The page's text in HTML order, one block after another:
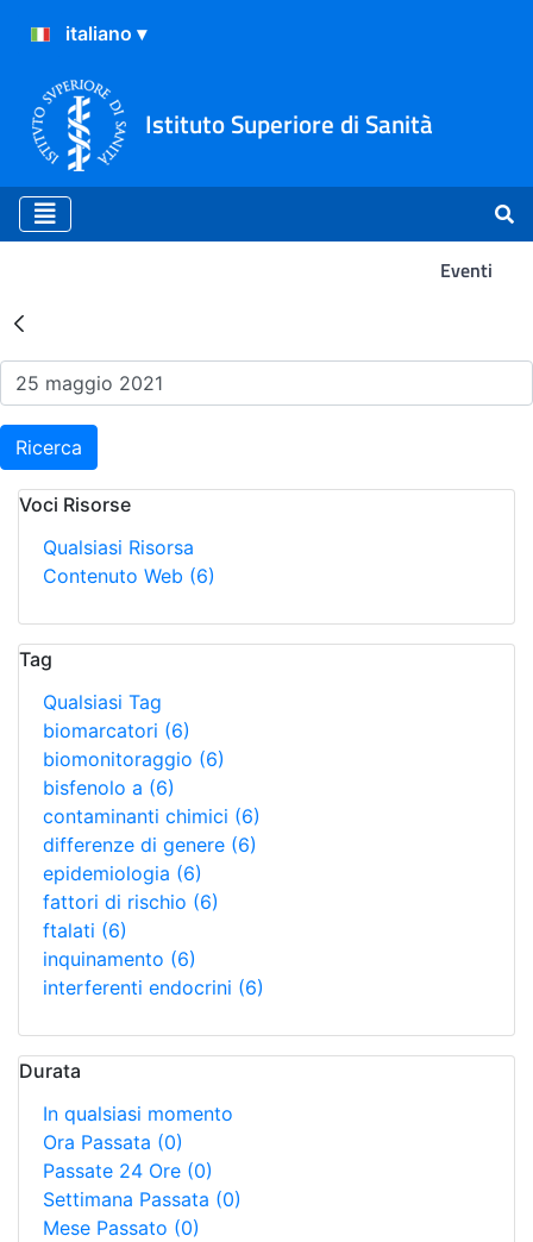
Istituto Superiore di Sanità
Eventi
Risultati della Ricerca -
Ricerca
Voci Risorse
Qualsiasi Risorsa
Contenuto Web (6)
Tag
Qualsiasi Tag
biomarcatori (6)
biomonitoraggio (6)
bisfenolo a (6)
contaminanti chimici (6)
differenze di genere (6)
epidemiologia (6)
fattori di rischio (6)
ftalati (6)
inquinamento (6)
interferenti endocrini (6)
Durata
In qualsiasi momento
Ora Passata (0)
Passate 24 Ore (0)
Settimana Passata (0)
Mese Passato (0)